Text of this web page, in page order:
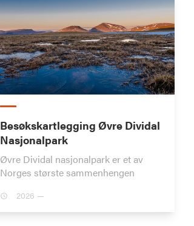
Besøkskartlegging Øvre Dividal
Nasjonalpark
Øvre Dividal nasjonalpark er et av
Norges største sammenhengen
2026 —